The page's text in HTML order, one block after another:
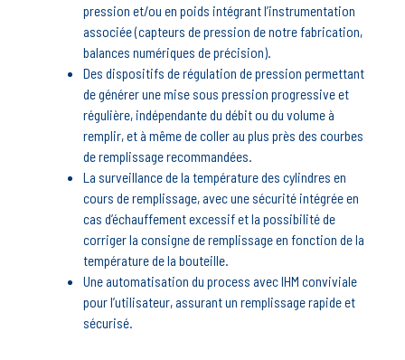
pression et/ou en poids intégrant l’instrumentation
associée (capteurs de pression de notre fabrication,
balances numériques de précision).
Des dispositifs de régulation de pression permettant
de générer une mise sous pression progressive et
régulière, indépendante du débit ou du volume à
remplir, et à même de coller au plus près des courbes
de remplissage recommandées.
La surveillance de la température des cylindres en
cours de remplissage, avec une sécurité intégrée en
cas d’échauffement excessif et la possibilité de
corriger la consigne de remplissage en fonction de la
température de la bouteille.
Une automatisation du process avec IHM conviviale
pour l’utilisateur, assurant un remplissage rapide et
sécurisé.